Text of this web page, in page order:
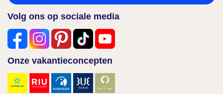
Volg ons op sociale media
Onze vakantieconcepten